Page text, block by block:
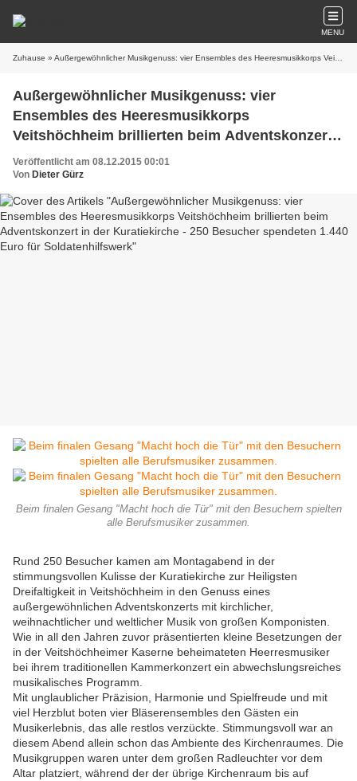
MENU
Zuhause » Außergewöhnlicher Musikgenuss: vier Ensembles des Heeresmusikkorps Veitshöchheim brillierten beim Adventskonzert in der Kuratiekirche - 250 Besucher spendeten 1.440 Euro für Soldatenhilfswerk
Außergewöhnlicher Musikgenuss: vier
Ensembles des Heeresmusikkorps
Veitshöchheim brillierten beim Adventskonzert
in der Kuratiekirche - 250 Besucher spendeten
1.440 Euro für Soldatenhilfswerk
Veröffentlicht am 08.12.2015 00:01
Von Dieter Gürz
Beim finalen Gesang "Macht hoch die Tür" mit den Besuchern spielten
alle Berufsmusiker zusammen.
Rund 250 Besucher kamen am Montagabend in der
stimmungsvollen Kulisse der Kuratiekirche zur Heiligsten
Dreifaltigkeit in Veitshöchheim in den Genuss eines
außergewöhnlichen Adventskonzerts mit kirchlicher,
weihnachtlicher und weltlicher Musik von großen Komponisten.
Wie in all den Jahren zuvor präsentierten kleine Besetzungen der
in der Veitshöchheimer Kaserne beheimateten Heerresmusiker
bei ihrem traditionellen Kammerkonzert ein abwechslungsreiches
musikalisches Programm.
Mit unglaublicher Präzision, Harmonie und Spielfreude und mit
viel Herzblut boten vier Bläserensembles den Gästen ein
Musikerlebnis, das alle restlos verzückte. Stimmungsvoll war an
diesem Abend allein schon das Ambiente des Kirchenraumes. Die
Musikgruppen waren unter dem großen Radleuchter vor dem
Altar platziert, während der der übrige Kirchenraum bis auf